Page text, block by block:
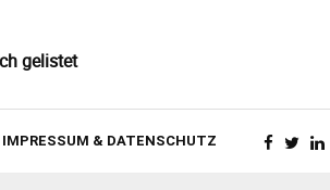
gelistet
IMPRESSUM & DATENSCHUTZ